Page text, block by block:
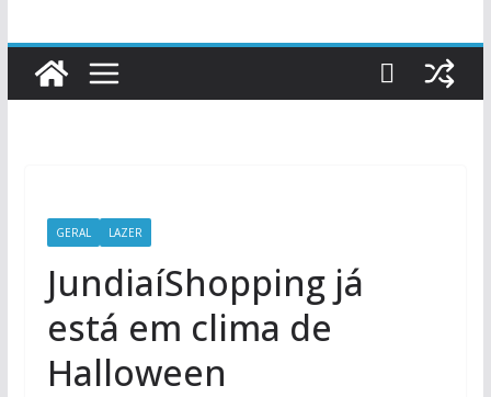
GERAL LAZER
JundiaíShopping já
está em clima de
Halloween